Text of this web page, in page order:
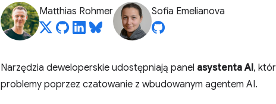
Matthias Rohmer Sofia Emelianova
Narzędzia deweloperskie udostępniają panel asystenta AI,
problemy poprzez czatowanie z wbudowanym agentem AI.